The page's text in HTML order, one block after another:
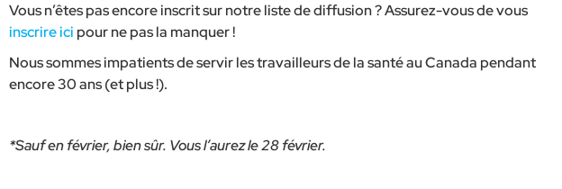
Vous n’êtes pas encore inscrit sur notre liste de diffusion ? Assurez-vous de vous
inscrire ici pour ne pas la manquer !
Nous sommes impatients de servir les travailleurs de la santé au Canada pendant
encore 30 ans (et plus !).
*Sauf en février, bien sûr. Vous l’aurez le 28 février.